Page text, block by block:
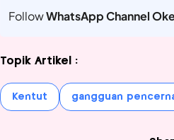
FollowWhatsApp Channel
Topik Artikel :
Kentut gangguan